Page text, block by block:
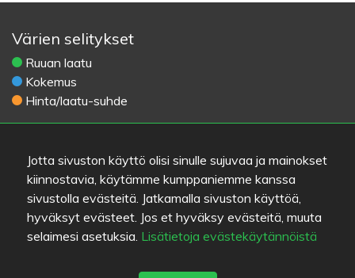
Jotta sivuston käyttö olisi sinulle sujuvaa ja mainokset
kiinnostavia, käytämme kumppaniemme kanssa
sivustolla evästeitä. Jatkamalla sivuston käyttöä,
hyväksyt evästeet. Jos et hyväksy evästeitä, muuta
selaimesi asetuksia. Lisätietoja evästekäytännöistä
Värien selitykset
Ruuan laatu
Kokemus
Hinta/laatu-suhde
Apua
Lähetä palautetta
Käyttöehdot
Yhteystiedot
Tietosuojakäytäntö